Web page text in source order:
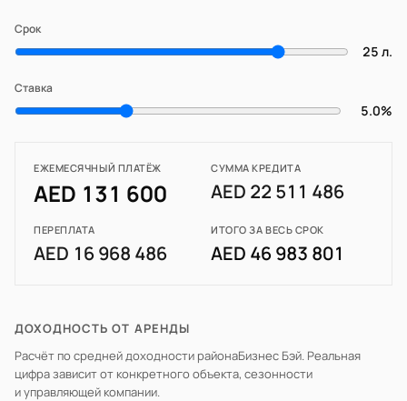
Срок
25 л.
Ставка
5.0%
ЕЖЕМЕСЯЧНЫЙ ПЛАТЁЖ
AED 131 600
СУММА КРЕДИТА
AED 22 511 486
ПЕРЕПЛАТА
AED 16 968 486
ИТОГО ЗА ВЕСЬ СРОК
AED 46 983 801
ДОХОДНОСТЬ ОТ АРЕНДЫ
Расчёт по средней доходности районаБизнес Бэй. Реальная
цифра зависит от конкретного объекта, сезонности
и управляющей компании.